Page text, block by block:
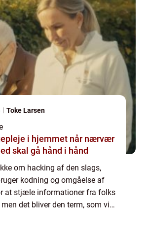
Toke Larsen
i hjemmet når nærvær
skal gå hånd i hånd
om hacking af den slags,
kodning og omgåelse af
at stjæle informationer fra folks
det bliver den term, som vi